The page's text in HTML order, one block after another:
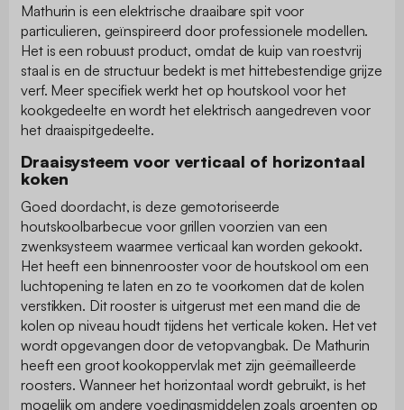
Mathurin is een elektrische draaibare spit voor
particulieren, geïnspireerd door professionele modellen.
Het is een robuust product, omdat de kuip van roestvrij
staal is en de structuur bedekt is met hittebestendige grijze
verf. Meer specifiek werkt het op houtskool voor het
kookgedeelte en wordt het elektrisch aangedreven voor
het draaispitgedeelte.
Draaisysteem voor verticaal of horizontaal
koken
Goed doordacht, is deze gemotoriseerde
houtskoolbarbecue voor grillen voorzien van een
zwenksysteem waarmee verticaal kan worden gekookt.
Het heeft een binnenrooster voor de houtskool om een
luchtopening te laten en zo te voorkomen dat de kolen
verstikken. Dit rooster is uitgerust met een mand die de
kolen op niveau houdt tijdens het verticale koken. Het vet
wordt opgevangen door de vetopvangbak. De Mathurin
heeft een groot kookoppervlak met zijn geëmailleerde
roosters. Wanneer het horizontaal wordt gebruikt, is het
mogelijk om andere voedingsmiddelen zoals groenten op